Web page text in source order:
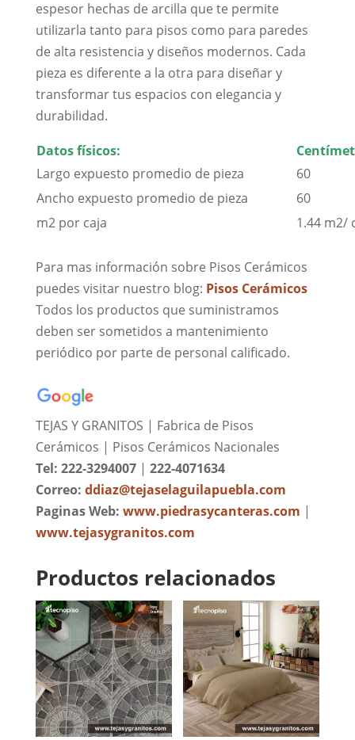
espesor hechas de arcilla que te permite
utilizarla tanto para pisos como para paredes
de alta resistencia y diseños modernos. Cada
pieza es diferente a la otra para diseñar y
transformar tus espacios con elegancia y
durabilidad.
Datos físicos:
Largo expuesto promedio de pieza
60
Ancho expuesto promedio de pieza
60
m2 por caja
1.44 m2/
Para mas información sobre Pisos Cerámicos
puedes visitar nuestro blog: Pisos Cerámicos
Todos los productos que suministramos
deben ser sometidos a mantenimiento
periódico por parte de personal calificado.
TEJAS Y GRANITOS | Fabrica de Pisos
Cerámicos | Pisos Cerámicos Nacionales
Tel: 222-3294007| 222-4071634
Correo: ddiaz@tejaselaguilapuebla.com
Paginas Web: www.piedrasycanteras.com |
www.tejasygranitos.com
Productos relacionados